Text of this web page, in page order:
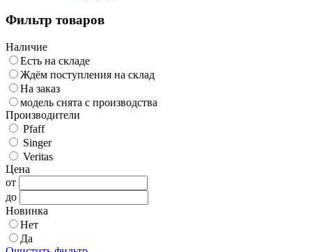
Фильтр товаров
Наличие
Есть на складе
Ждём поступления на склад
На заказ
модель снята с производства
Производители
Pfaff
Singer
Veritas
Цена
от
до
Новинка
Нет
Да